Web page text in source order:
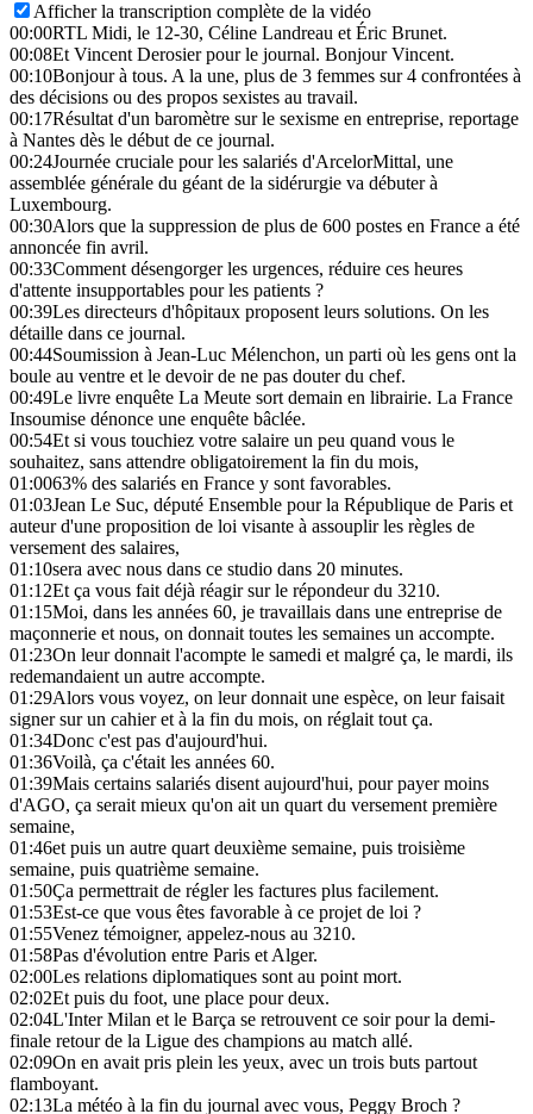
Afficher la transcription complète de la vidéo
00:00RTL Midi, le 12-30, Céline Landreau et Éric Brunet.
00:08Et Vincent Derosier pour le journal. Bonjour Vincent.
00:10Bonjour à tous. A la une, plus de 3 femmes sur 4 confrontées à
des décisions ou des propos sexistes au travail.
00:17Résultat d'un baromètre sur le sexisme en entreprise, reportage
à Nantes dès le début de ce journal.
00:24Journée cruciale pour les salariés d'ArcelorMittal, une
assemblée générale du géant de la sidérurgie va débuter à
Luxembourg.
00:30Alors que la suppression de plus de 600 postes en France a été
annoncée fin avril.
00:33Comment désengorger les urgences, réduire ces heures
d'attente insupportables pour les patients ?
00:39Les directeurs d'hôpitaux proposent leurs solutions. On les
détaille dans ce journal.
00:44Soumission à Jean-Luc Mélenchon, un parti où les gens ont la
boule au ventre et le devoir de ne pas douter du chef.
00:49Le livre enquête La Meute sort demain en librairie. La France
Insoumise dénonce une enquête bâclée.
00:54Et si vous touchiez votre salaire un peu quand vous le
souhaitez, sans attendre obligatoirement la fin du mois,
01:0063% des salariés en France y sont favorables.
01:03Jean Le Suc, député Ensemble pour la République de Paris et
auteur d'une proposition de loi visante à assouplir les règles de
versement des salaires,
01:10sera avec nous dans ce studio dans 20 minutes.
01:12Et ça vous fait déjà réagir sur le répondeur du 3210.
01:15Moi, dans les années 60, je travaillais dans une entreprise de
maçonnerie et nous, on donnait toutes les semaines un accompte.
01:23On leur donnait l'acompte le samedi et malgré ça, le mardi, ils
redemandaient un autre accompte.
01:29Alors vous voyez, on leur donnait une espèce, on leur faisait
signer sur un cahier et à la fin du mois, on réglait tout ça.
01:34Donc c'est pas d'aujourd'hui.
01:36Voilà, ça c'était les années 60.
01:39Mais certains salariés disent aujourd'hui, pour payer moins
d'AGO, ça serait mieux qu'on ait un quart du versement première
semaine,
01:46et puis un autre quart deuxième semaine, puis troisième
semaine, puis quatrième semaine.
01:50Ça permettrait de régler les factures plus facilement.
01:53Est-ce que vous êtes favorable à ce projet de loi ?
01:55Venez témoigner, appelez-nous au 3210.
01:58Pas d'évolution entre Paris et Alger.
02:00Les relations diplomatiques sont au point mort.
02:02Et puis du foot, une place pour deux.
02:04L'Inter Milan et le Barça se retrouvent ce soir pour la demi-
finale retour de la Ligue des champions au match allé.
02:09On en avait pris plein les yeux, avec un trois buts partout
flamboyant.
02:13La météo à la fin du journal avec vous, Peggy Broch ?